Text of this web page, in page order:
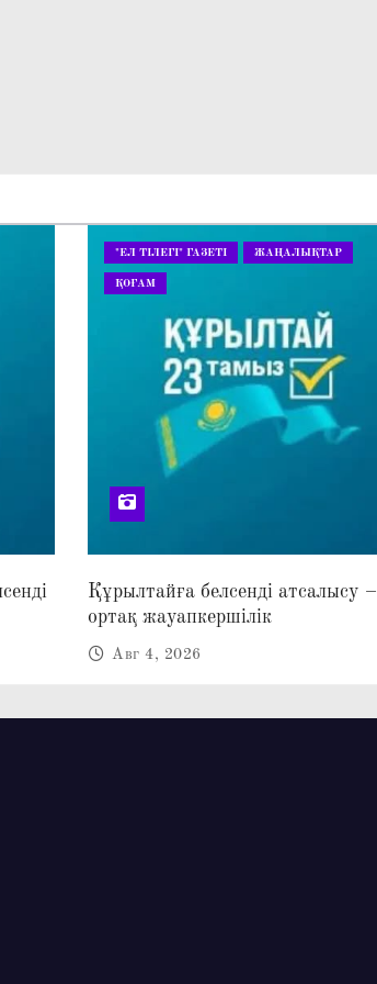
"ЕЛ ТІЛЕГІ" ГАЗЕТІ ЖАҢАЛЫҚТАР
ҚОҒАМ
Құрылтайға белсенді атсалысу –
ортақ жауапкершілік
Авг 4, 2026